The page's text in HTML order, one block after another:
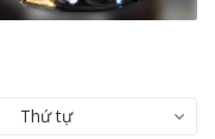
Thứ tự